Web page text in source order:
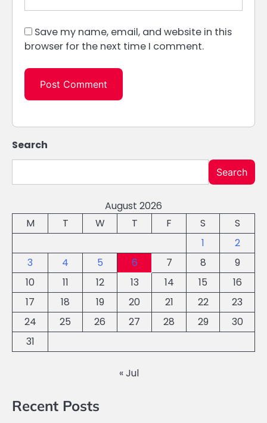
Save my name, email, and website in this
browser for the next time I comment.
Search
Search
August 2026
M
T W T F S
S
1
2
3
4 5 6 7 8
9
10
11 12 13 14 15
16
17
18 19 20 21 22
23
24
25 26 27 28 29
30
31
« Jul
Recent Posts